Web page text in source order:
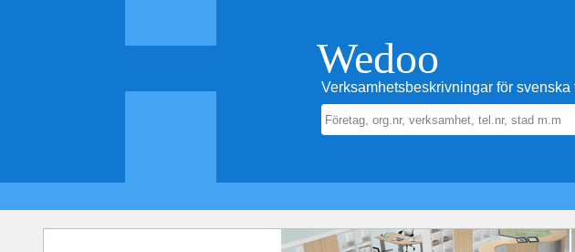
Wedoo
Verksamhetsbeskrivningar för svenska